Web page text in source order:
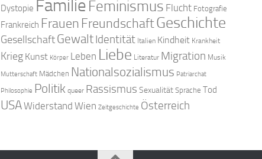
Dystopie FamilieFeminismus Flucht Fotografie
Frankreich Frauen FreundschaftGeschichte
GesellschaftGewaltIdentität Italien Kindheit Krankheit
Krieg Kunst Körper Leben Liebe Literatur Migration Musik
Mutterschaft Mädchen Nationalsozialismus Patriarchat
Philosophie Politik queer Rassismus SexualitätSprache Tod
USAWiderstand Wien Zeitgeschichte Österreich